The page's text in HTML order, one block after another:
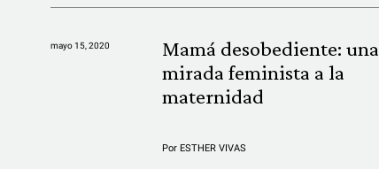
mayo 15, 2020
Mamá desobediente: una
mirada feminista a la
maternidad
Por ESTHER VIVAS